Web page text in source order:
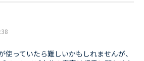
使っていたら難しいかもしれませんが、